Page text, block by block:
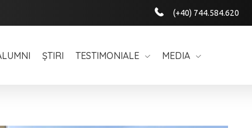
(+40) 744.584.620
ȘTIRI TESTIMONIALE MEDIA